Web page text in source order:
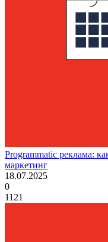
Programmatic реклама:
маркетинг
18.07.2025
0
1121